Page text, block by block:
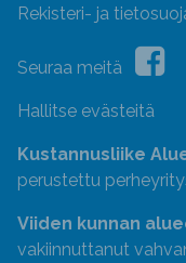
Rekisteri- ja
Seuraa meitä
Hallitse evästeitä
Kustannusliike
perustettu
Viiden kunnan
vakiinnuttanut